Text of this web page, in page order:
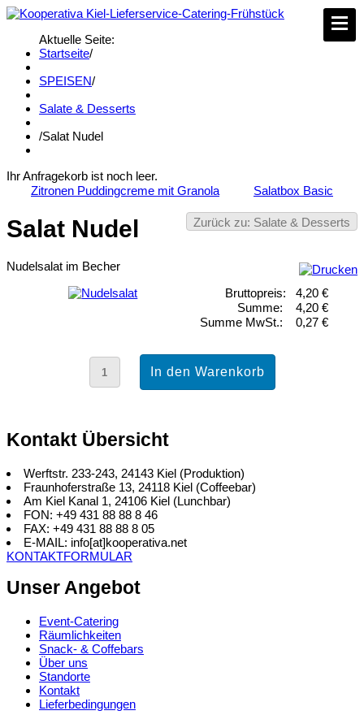
Aktuelle Seite:
Startseite/
SPEISEN/
Salate & Desserts
/Salat Nudel
Ihr Anfragekorb ist noch leer.
Zitronen Puddingcreme mit Granola
Salatbox Basic
Zurück zu: Salate & Desserts
Salat Nudel
Nudelsalat im Becher
Bruttopreis:
4,20 €
Summe:
4,20 €
Summe MwSt.:
0,27 €
Kontakt Übersicht
Werftstr. 233-243, 24143 Kiel (Produktion)
Fraunhoferstraße 13, 24118 Kiel (Coffeebar)
Am Kiel Kanal 1, 24106 Kiel (Lunchbar)
FON: +49 431 88 88 8 46
FAX: +49 431 88 88 8 05
E-MAIL: info[at]kooperativa.net
KONTAKTFORMULAR
Unser Angebot
Event-Catering
Räumlichkeiten
Snack- & Coffebars
Über uns
Standorte
Kontakt
Lieferbedingungen